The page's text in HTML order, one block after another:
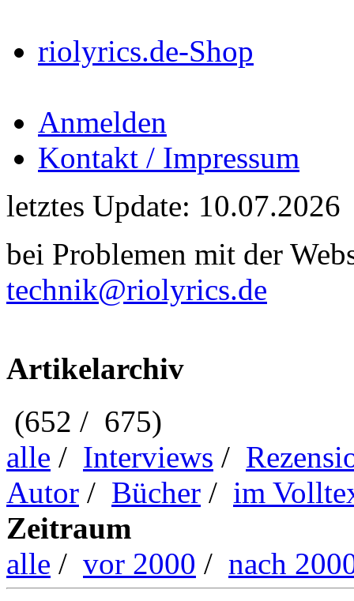
riolyrics.de-Shop
Anmelden
Kontakt / Impressum
letztes Update: 10.07.2026
bei Problemen mit der
technik@riolyrics.de
Artikelarchiv
(652 / 675)
alle / Interviews /
Autor / Bücher / im
Zeitraum
alle / vor 2000 / nach